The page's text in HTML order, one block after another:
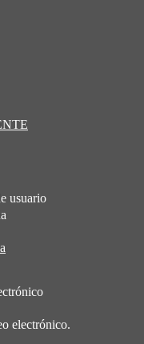
usuario
electrónico.